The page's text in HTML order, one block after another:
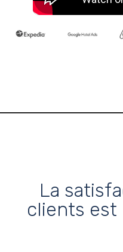
La
clients